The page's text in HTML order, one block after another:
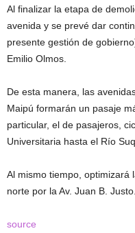
Al finalizar la etapa de
avenida y se prevé dar
presente gestión de
Emilio Olmos.
De esta manera, las
Maipú formarán un pasaje
particular, el de pasajeros,
Universitaria hasta el Río
Al mismo tiempo, optimizará
norte por la Av. Juan B. Justo.
source